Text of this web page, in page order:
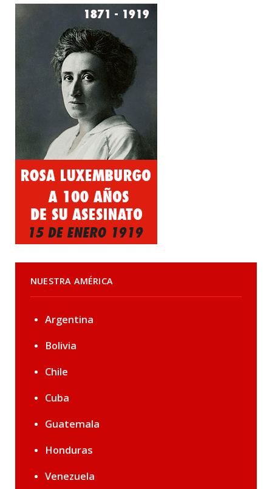
NUESTRA AMÉRICA
Argentina
Bolivia
Chile
Cuba
Guatemala
Honduras
Venezuela